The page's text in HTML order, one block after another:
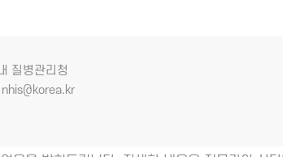
질병관리청